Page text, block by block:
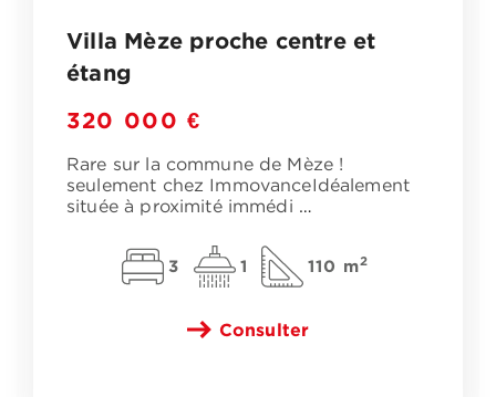
Villa Mèze proche centre et
étang
320 000 €
Rare sur la commune de Mèze !
seulement chez ImmovanceIdéalement
située à proximité immédi …
3 1 110 m2
Consulter